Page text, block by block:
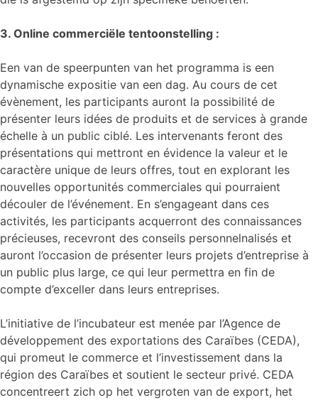
3. Online commerciële tentoonstelling :
Een van de speerpunten van het programma is een
dynamische expositie van een dag. Au cours de cet
évènement, les participants auront la possibilité de
présenter leurs idées de produits et de services à grande
échelle à un public ciblé. Les intervenants feront des
présentations qui mettront en évidence la valeur et le
caractère unique de leurs offres, tout en explorant les
nouvelles opportunités commerciales qui pourraient
découler de l’événement. En s’engageant dans ces
activités, les participants acquerront des connaissances
précieuses, recevront des conseils personnelnalisés et
auront l’occasion de présenter leurs projets d’entreprise à
un public plus large, ce qui leur permettra en fin de
compte d’exceller dans leurs entreprises.
L’initiative de l’incubateur est menée par l’Agence de
développement des exportations des Caraïbes (CEDA),
qui promeut le commerce et l’investissement dans la
région des Caraïbes et soutient le secteur privé. CEDA
concentreert zich op het vergroten van de export, het